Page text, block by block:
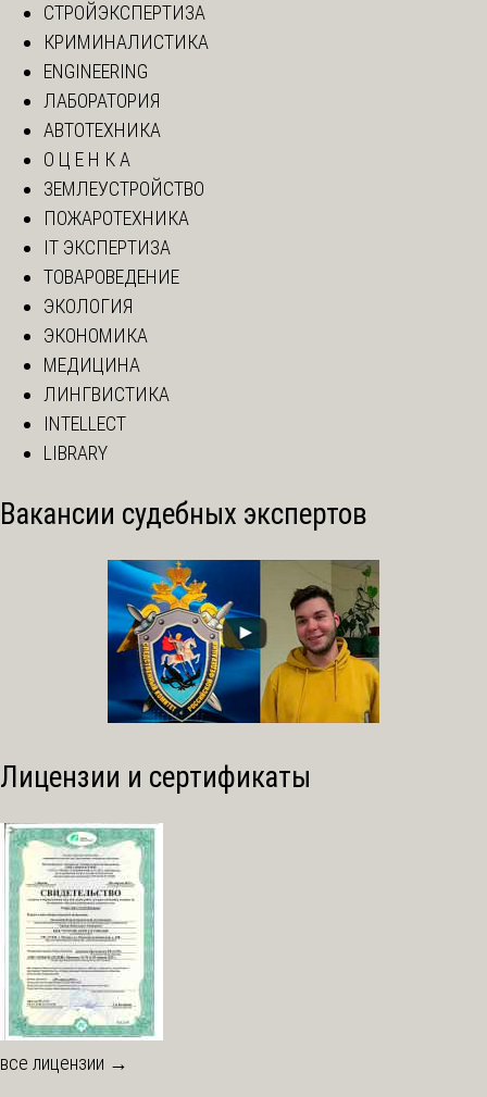
СТРОЙЭКСПЕРТИЗА
КРИМИНАЛИСТИКА
ENGINEERING
ЛАБОРАТОРИЯ
АВТОТЕХНИКА
О Ц Е Н К А
ЗЕМЛЕУСТРОЙСТВО
ПОЖАРОТЕХНИКА
IT ЭКСПЕРТИЗА
ТОВАРОВЕДЕНИЕ
ЭКОЛОГИЯ
ЭКОНОМИКА
МЕДИЦИНА
ЛИНГВИСТИКА
INTELLECT
LIBRARY
Вакансии судебных экспертов
Лицензии и сертификаты
все лицензии →